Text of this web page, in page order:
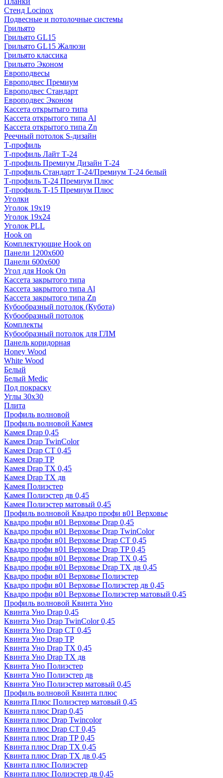
Стенд Locinox
Подвесные и потолочные системы
Грильято
Грильято GL15
Грильято GL15 Жалюзи
Грильято классика
Грильято Эконом
Европодвесы
Европодвес Премиум
Европодвес Стандарт
Европодвес Эконом
Кассета открытыго типа
Кассета открытого типа Al
Кассета открытого типа Zn
Реечный потолок S-дизайн
Т-профиль
Т-профиль Лайт Т-24
Т-профиль Премиум Дизайн Т-24
Т-профиль Стандарт Т-24/Премиум Т-24 белый
Т-профиль Т-24 Премиум Плюс
Т-профиль Т-15 Премиум Плюс
Уголки
Уголок 19х19
Уголок 19х24
Уголок PLL
Hook on
Комплектующие Hook on
Панели 1200х600
Панели 600х600
Угол для Hook On
Кассета закрытого типа
Кассета закрытого типа Al
Кассета закрытого типа Zn
Кубообразный потолок (Кубота)
Кубообразный потолок
Комплекты
Кубообразный потолок для ГЛМ
Панель коридорная
Honey Wood
White Wood
Белый
Белый Medic
Под покраску
Углы 30х30
Плита
Профиль волновой
Профиль волновой Камея
Камея Drap 0,45
Камея Drap TwinColor
Камея Drap СТ 0,45
Камея Drap ТР
Камея Drap ТХ 0,45
Камея Drap ТХ дв
Камея Полиэстер
Камея Полиэстер дв 0,45
Камея Полиэстер матовый 0,45
Профиль волновой Квадро профи в01 Верховье
Квадро профи в01 Верховье Drap 0,45
Квадро профи в01 Верховье Drap TwinColor
Квадро профи в01 Верховье Drap СТ 0,45
Квадро профи в01 Верховье Drap ТР 0,45
Квадро профи в01 Верховье Drap ТХ 0,45
Квадро профи в01 Верховье Drap ТХ дв 0,45
Квадро профи в01 Верховье Полиэстер
Квадро профи в01 Верховье Полиэстер дв 0,45
Квадро профи в01 Верховье Полиэстер матовый 0,45
Профиль волновой Квинта Уно
Квинта Уно Drap 0,45
Квинта Уно Drap TwinColor 0,45
Квинта Уно Drap СТ 0,45
Квинта Уно Drap ТР
Квинта Уно Drap ТХ 0,45
Квинта Уно Drap ТХ дв
Квинта Уно Полиэстер
Квинта Уно Полиэстер дв
Квинта Уно Полиэстер матовый 0,45
Профиль волновой Квинта плюс
Квинта Плюс Полиэстер матовый 0,45
Квинта плюс Drap 0,45
Квинта плюс Drap Twincolor
Квинта плюс Drap СТ 0,45
Квинта плюс Drap ТР 0,45
Квинта плюс Drap ТХ 0,45
Квинта плюс Drap ТХ дв 0,45
Квинта плюс Полиэстер
Квинта плюс Полиэстер дв 0,45